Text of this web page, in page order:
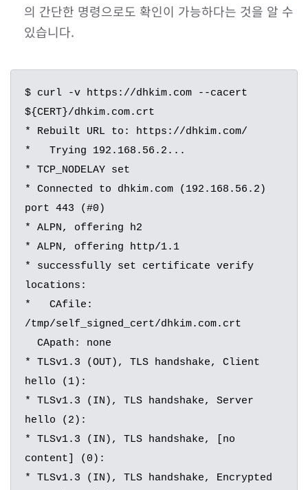
의 간단한 명령으로도 확인이 가능하다는 것을 알 수
있습니다.
$ curl -v https://dhkim.com --cacert
${CERT}/dhkim.com.crt
* Rebuilt URL to: https://dhkim.com/
*   Trying 192.168.56.2...
* TCP_NODELAY set
* Connected to dhkim.com (192.168.56.2)
port 443 (#0)
* ALPN, offering h2
* ALPN, offering http/1.1
* successfully set certificate verify
locations:
*   CAfile:
/tmp/self_signed_cert/dhkim.com.crt
* TLSv1.3 (OUT), TLS handshake, Client
hello (1):
* TLSv1.3 (IN), TLS handshake, Server
hello (2):
* TLSv1.3 (IN), TLS handshake, [no
content] (0):
* TLSv1.3 (IN), TLS handshake, Encrypted